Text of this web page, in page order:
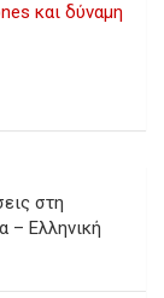
και δύναμη
στη
– Ελληνική